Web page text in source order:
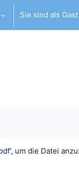
Sie sind als
', um die Datei